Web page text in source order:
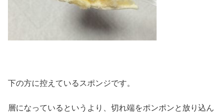
下の方に控えているスポンジです。
層になっているというより、切れ端をポンポンと放り込ん